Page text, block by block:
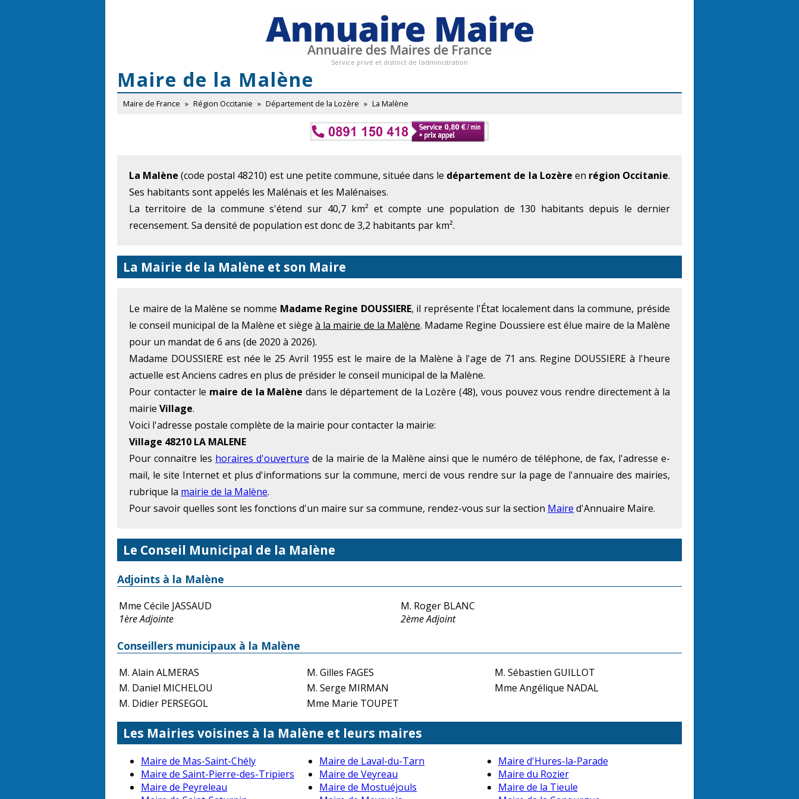
Service privé et distinct de l'administration
Maire de la Malène
Maire de France » Région Occitanie » Département de la Lozère » La Malène
La Malène (code postal 48210) est une petite commune, située dans le département de la Lozère en région Occitanie.
Ses habitants sont appelés les Malénais et les Malénaises.
La territoire de la commune s'étend sur 40,7 km² et compte une population de 130 habitants depuis le dernier
recensement. Sa densité de population est donc de 3,2 habitants par km².
La Mairie de la Malène et son Maire
Le maire de la Malène se nomme Madame Regine DOUSSIERE, il représente l'État localement dans la commune, préside
le conseil municipal de la Malène et siège à la mairie de la Malène. Madame Regine Doussiere est élue maire de la Malène
pour un mandat de 6 ans (de 2020 à 2026).
Madame DOUSSIERE est née le 25 Avril 1955 est le maire de la Malène à l'age de 71 ans. Regine DOUSSIERE à l'heure
actuelle est Anciens cadres en plus de présider le conseil municipal de la Malène.
Pour contacter le maire de la Malène dans le département de la Lozère (48), vous pouvez vous rendre directement à la
mairie Village.
Voici l'adresse postale complète de la mairie pour contacter la mairie:
Village 48210 LA MALENE
Pour connaitre les horaires d'ouverture de la mairie de la Malène ainsi que le numéro de téléphone, de fax, l'adresse e-
mail, le site Internet et plus d'informations sur la commune, merci de vous rendre sur la page de l'annuaire des mairies,
rubrique la mairie de la Malène.
Pour savoir quelles sont les fonctions d'un maire sur sa commune, rendez-vous sur la section Maire d'Annuaire Maire.
Le Conseil Municipal de la Malène
Adjoints à la Malène
Mme Cécile JASSAUD
1ère Adjointe
M. Roger BLANC
2ème Adjoint
Conseillers municipaux à la Malène
M. Alain ALMERAS M. Gilles FAGES
M. Sébastien GUILLOT
M. Daniel MICHELOU
M. Serge MIRMAN
Mme Angélique NADAL
M. Didier PERSEGOL
Mme Marie TOUPET
Les Mairies voisines à la Malène et leurs maires
Maire de Mas-Saint-Chély Maire de Laval-du-Tarn
Maire d'Hures-la-Parade
Maire de Saint-Pierre-des-Tripiers
Maire de Veyreau
Maire du Rozier
Maire de Peyreleau
Maire de Mostuéjouls
Maire de la Tieule